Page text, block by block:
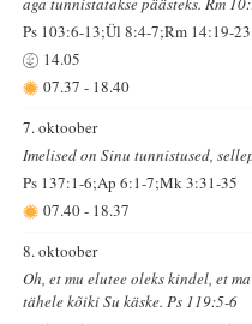
Ps 103:6-13;Ül 8:4-7;Rm 14:19-23
14.05
07.37 - 18.40
7. oktoober
Imelised on Sinu tunnistused,
Ps 137:1-6;Ap 6:1-7;Mk 3:31-35
07.40- 18.37
8. oktoober
Oh, et mu elutee oleks kindel, et
tähele kõiki Su käske. Ps 119:5-6